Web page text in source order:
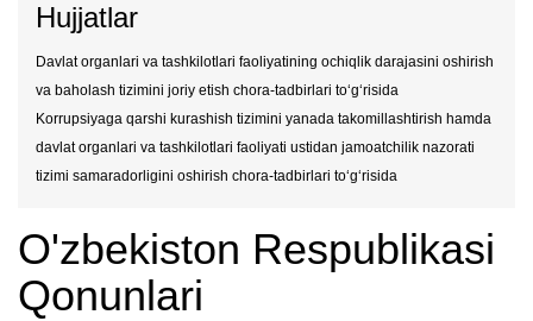
Hujjatlar
Davlat organlari va tashkilotlari faoliyatining ochiqlik darajasini oshirish
va baholash tizimini joriy etish chora-tadbirlari to‘g‘risida
Korrupsiyaga qarshi kurashish tizimini yanada takomillashtirish hamda
davlat organlari va tashkilotlari faoliyati ustidan jamoatchilik nazorati
tizimi samaradorligini oshirish chora-tadbirlari to‘g‘risida
O'zbekiston Respublikasi
Qonunlari